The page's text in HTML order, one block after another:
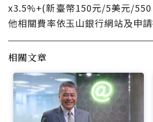
x3.5%+(新臺幣150元/5美元/
他相關費率依玉山銀行網站及申請
相關文章